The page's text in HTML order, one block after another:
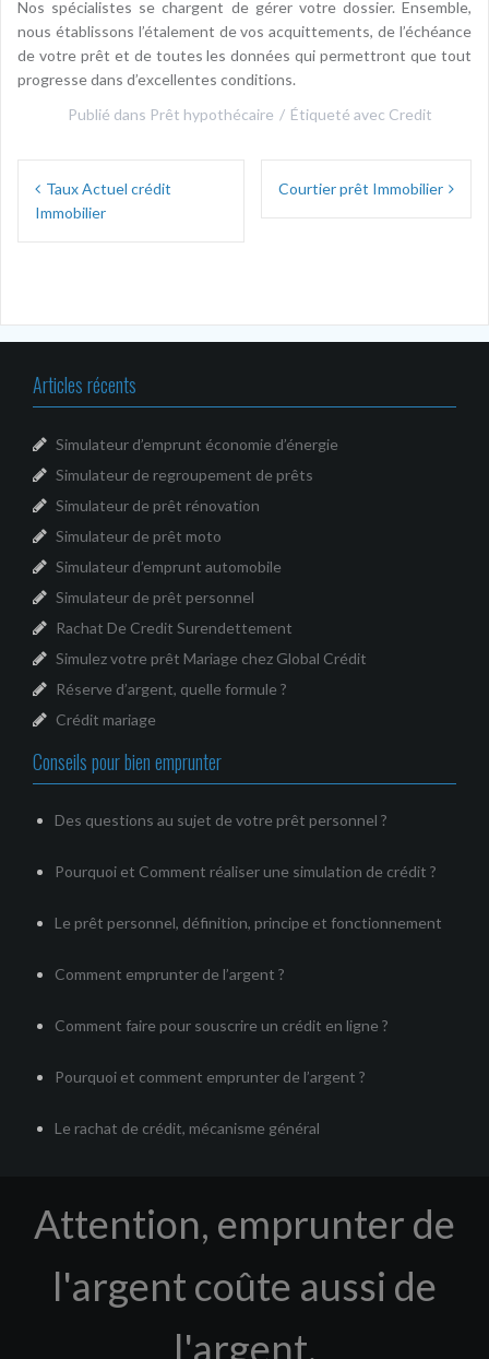
Nos spécialistes se chargent de gérer votre dossier. Ensemble,
nous établissons l’étalement de vos acquittements, de l’échéance
de votre prêt et de toutes les données qui permettront que tout
progresse dans d’excellentes conditions.
Publié dans Prêt hypothécaire Étiqueté avec Credit
Navigation
de Taux Actuel crédit
Immobilier
Courtier prêt Immobilier
Articles récents
Simulateur d’emprunt économie d’énergie
Simulateur de regroupement de prêts
Simulateur de prêt rénovation
Simulateur de prêt moto
Simulateur d’emprunt automobile
Simulateur de prêt personnel
Rachat De Credit Surendettement
Simulez votre prêt Mariage chez Global Crédit
Réserve d’argent, quelle formule ?
Crédit mariage
Conseils pour bien emprunter
Des questions au sujet de votre prêt personnel ?
Pourquoi et Comment réaliser une simulation de crédit ?
Le prêt personnel, définition, principe et fonctionnement
Comment emprunter de l’argent ?
Comment faire pour souscrire un crédit en ligne ?
Pourquoi et comment emprunter de l’argent ?
Le rachat de crédit, mécanisme général